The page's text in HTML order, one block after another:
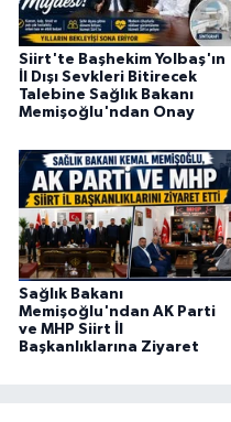
Siirt'te Başhekim Yolbaş'ın
İl Dışı Sevkleri Bitirecek
Talebine Sağlık Bakanı
Memişoğlu'ndan Onay
Sağlık Bakanı
Memişoğlu'ndan AK Parti
ve MHP Siirt İl
Başkanlıklarına Ziyaret